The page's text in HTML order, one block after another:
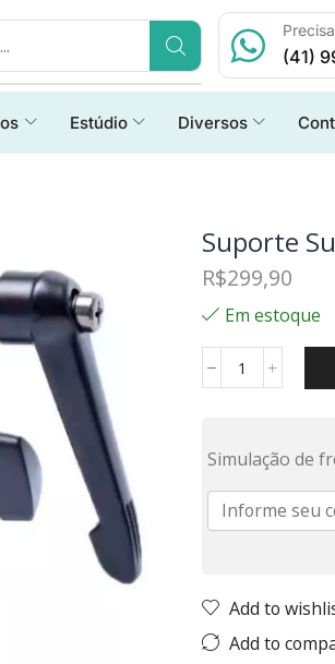
(41)
Estúdio Diversos
Suporte
R$299,90
Em estoque
Simulação de
Add to
Add to